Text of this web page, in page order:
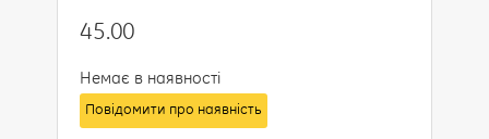
45.00
Немає в наявності
Повідомити про наявність